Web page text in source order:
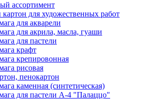
ассортимент
картон для художественных работ
для акварели
для акрила, масла, гуаши
для пастели
крафт
крепировонная
рисовая
пенокартон
каменная (синтетическая)
для пастели А-4 "Палаццо"